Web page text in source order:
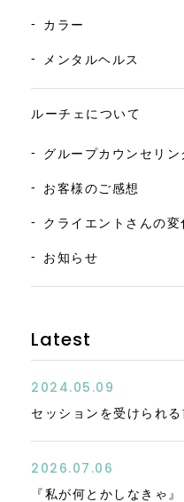
カラー
メンタルヘルス
ルーチェについて
グループカウンセリン
お客様のご感想
クライエントさんの変
お知らせ
Latest
2024.05.09
セッションを受けられ
2026.07.06
『私が何とかしなきゃ